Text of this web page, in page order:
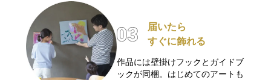
届いたら
すぐに飾れる
作品には壁掛けフックとガイドブ
ックが同梱。はじめてのアートも